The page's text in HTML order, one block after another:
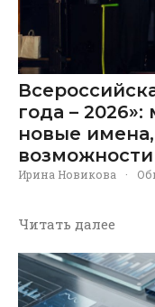
года –
новые
возможности
Ирина Новикова ·
Читать далее